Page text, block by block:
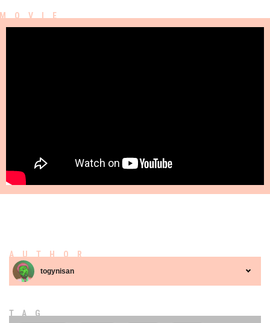
AUTHOR
togynisan
TAG